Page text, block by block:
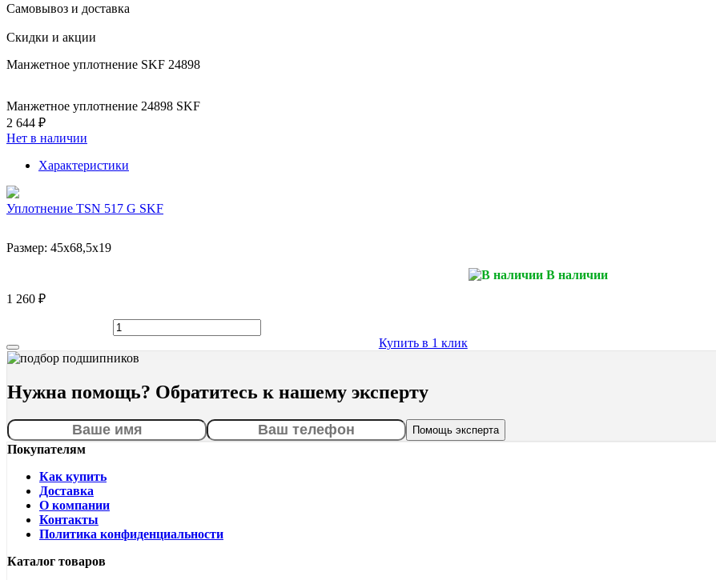
Самовывоз и доставка
Скидки и акции
Манжетное уплотнение SKF 24898
Манжетное уплотнение 24898 SKF
2 644 ₽
Нет в наличии
Характеристики
Уплотнение TSN 517 G SKF
Размер: 45x68,5x19
В наличии
1 260 ₽
Купить в 1 клик
Нужна помощь? Обратитесь к нашему эксперту
Покупателям
Как купить
Доставка
О компании
Контакты
Политика конфиденциальности
Каталог товаров